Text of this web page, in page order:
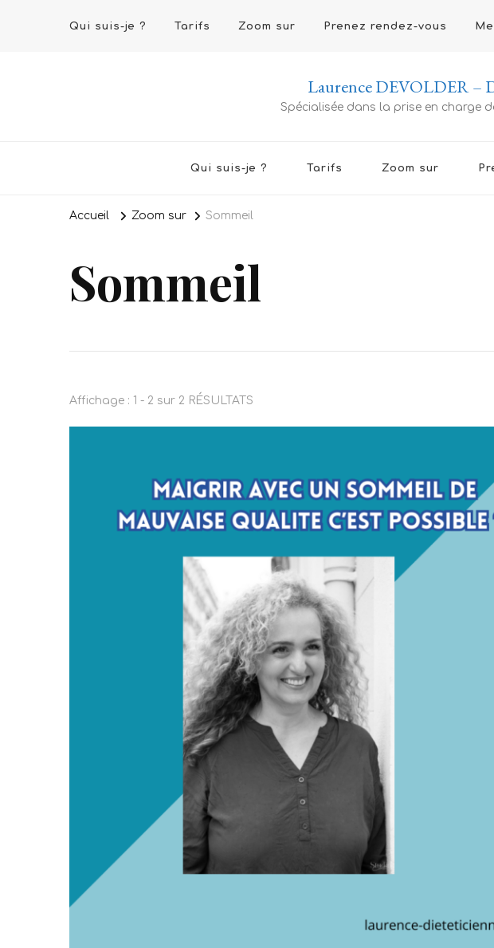
Qui suis-je ? Tarifs Zoom sur Prenez rendez-vous
Laurence DEVOLDER –
Spécialisée dans la prise en charge
Qui suis-je ? Tarifs Zoom sur
Accueil Zoom sur Sommeil
Sommeil
Affichage : 1 - 2 sur 2 RÉSULTATS